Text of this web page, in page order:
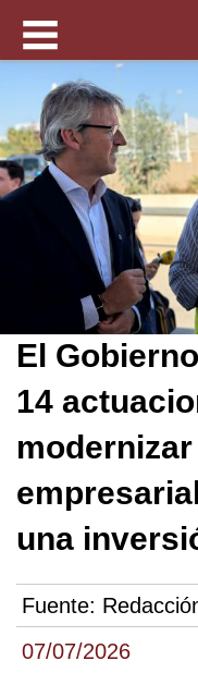
07/07/2026
El
14
una
Fuente: